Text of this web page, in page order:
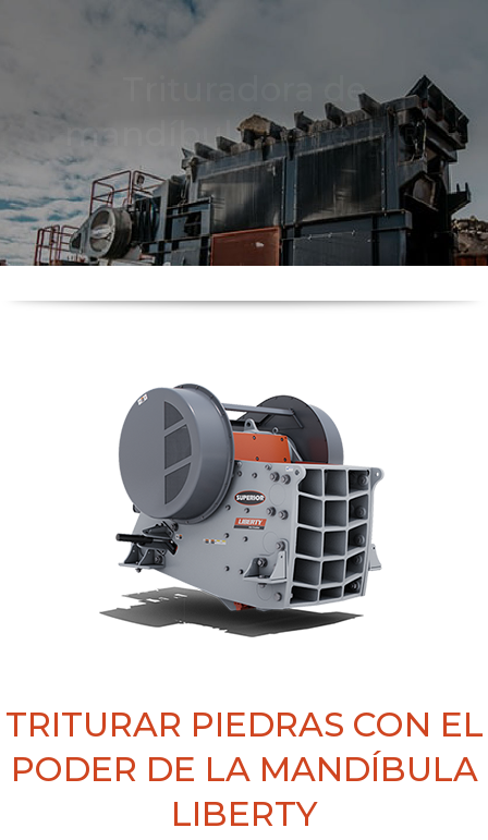
Trituradora de
mandíbulas Liberty®
TRITURAR PIEDRAS CON EL
PODER DE LA MANDÍBULA
LIBERTY